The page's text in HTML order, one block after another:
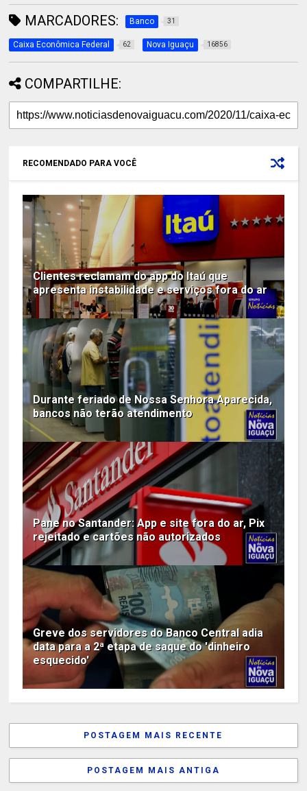
MARCADORES: Banco 31
Caixa Econômica Federal 62 Nova Iguaçu 16856
COMPARTILHE:
RECOMENDADO PARA VOCÊ
Clientes reclamam do app do Itaú que
apresenta instabilidade e serviços fora do ar
Durante feriado de Nossa Senhora Aparecida,
bancos não terão atendimento
Pane no Santander: App e site fora do ar, Pix
rejeitado e cartões não autorizados
Greve dos servidores do Banco Central adia
data para a 2ª etapa de saque do 'dinheiro
esquecido'
POSTAGEM MAIS RECENTE
POSTAGEM MAIS ANTIGA